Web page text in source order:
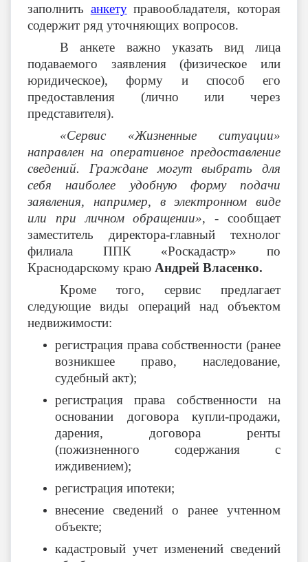
заполнить анкетуправообладателя, которая
содержит ряд уточняющих вопросов.
В анкете важно указать вид лица
подаваемого заявления (физическое или
юридическое), форму и способ его
предоставления (лично или через
представителя).
«Сервис «Жизненные ситуации»
направлен на оперативное предоставление
сведений. Граждане могут выбрать для
себя наиболее удобную форму подачи
заявления, например, в электронном виде
или при личном обращении», - сообщает
заместитель директора-главный технолог
филиала ППК «Роскадастр» по
Краснодарскому краю Андрей Власенко.
Кроме того, сервис предлагает
следующие виды операций над объектом
недвижимости:
регистрация права собственности (ранее
возникшее право, наследование,
судебный акт);
регистрация права собственности на
основании договора купли-продажи,
дарения, договора ренты
(пожизненного содержания с
иждивением);
регистрация ипотеки;
внесение сведений о ранее учтенном
объекте;
кадастровый учет изменений сведений